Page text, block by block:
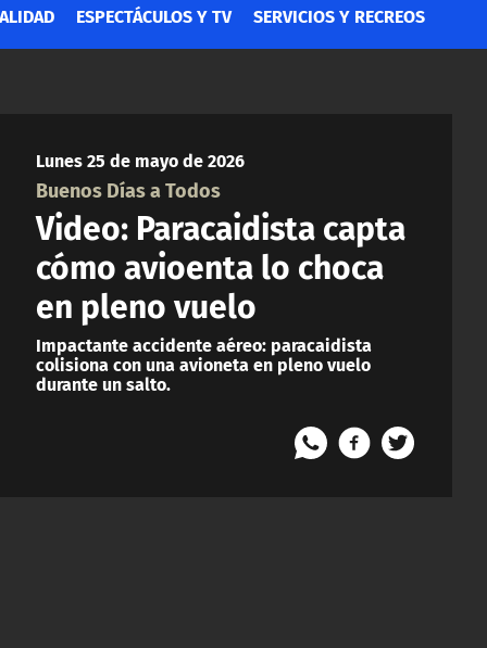
ESPECTÁCULOS Y TV SERVICIOS Y RECREOS
Lunes 25 de mayo de 2026
Buenos Días a Todos
Video: Paracaidista capta
cómo avioenta lo choca
en pleno vuelo
Impactante accidente aéreo: paracaidista
colisiona con una avioneta en pleno vuelo
durante un salto.